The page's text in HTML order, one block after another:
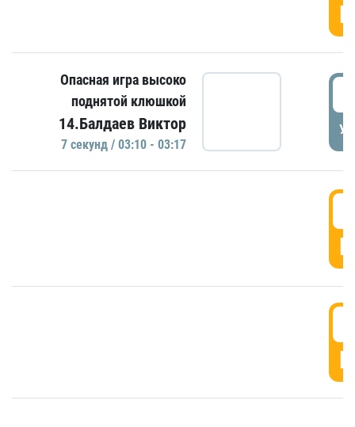
Опасная игра высоко
поднятой клюшкой
14.Балдаев Виктор
7 секунд / 03:10 - 03:17